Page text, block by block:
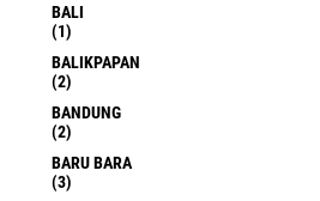
BALI
(1)
BALIKPAPAN
(2)
BANDUNG
(2)
BARU BARA
(3)